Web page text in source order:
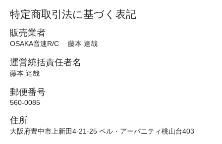
特定商取引法に基づく表記
販売業者
OSAKA音速R/C 藤本 達哉
運営統括責任者名
藤本 達哉
郵便番号
560-0085
住所
大阪府豊中市上新田4-21-25 ベル・アーバニティ桃山台403